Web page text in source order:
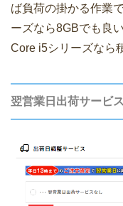
ば負荷の掛かる作業
ーズなら8GBでも良
Core i5シリーズなら
翌営業日出荷サー